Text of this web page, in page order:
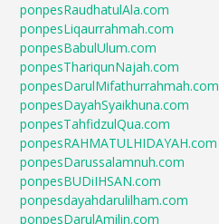
ponpesRaudhatulAla.com
ponpesLiqaurrahmah.com
ponpesBabulUlum.com
ponpesThariqunNajah.com
ponpesDarulMifathurrahmah.com
ponpesDayahSyaikhuna.com
ponpesTahfidzulQua.com
ponpesRAHMATULHIDAYAH.com
ponpesDarussalamnuh.com
ponpesBUDiIHSAN.com
ponpesdayahdarulilham.com
ponpesDarulAmilin.com